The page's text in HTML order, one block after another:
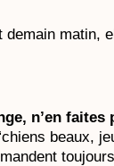
demain matin,
n’en faites
beaux,